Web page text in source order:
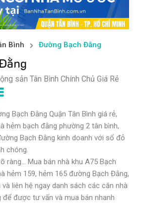
Bình Đường Bạch Đằng
sản Tân Bình Chính Chủ Giá Rẻ
Bạch Đằng Quận Tân Bình giá rẻ,
hẻm bạch đằng phường 2 tân bình,
Bạch Đằng kinh doanh với sổ đỏ
chóng.
ràng… Mua bán nhà khu A75 Bạch
hẻm 159, hẻm 165 đường Bạch Đằng,
và liên hệ ngay danh sách các căn nhà
được tư vấn và mua bán nhanh